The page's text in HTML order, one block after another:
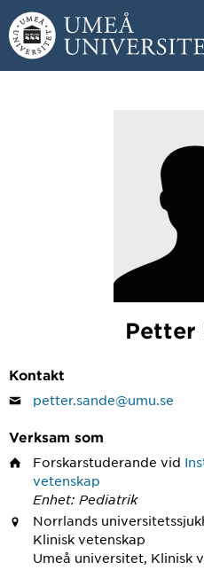
Hoppa direkt till innehållet
Petter
Kontakt
petter.sande@umu.se
Verksam som
Forskarstuderande vid
vetenskap
Enhet: Pediatrik
Norrlands
Klinisk vetenskap
Umeå universitet, Klinisk